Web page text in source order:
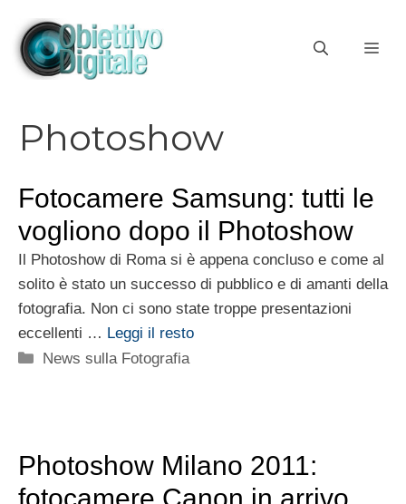
contenuto
Photoshow
Fotocamere Samsung: tutti le
vogliono dopo il Photoshow
Il Photoshow di Roma si è appena concluso e come al
solito è stato un successo di pubblico e di amanti della
fotografia. Non ci sono state troppe presentazioni
eccellenti … Leggi il resto
Categorie
News sulla Fotografia
Photoshow Milano 2011:
fotocamere Canon in arrivo